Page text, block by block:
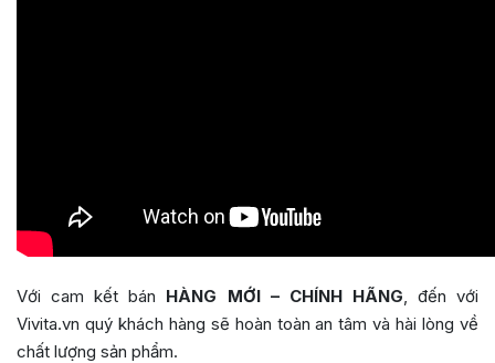
Với cam kết bán HÀNG MỚI – CHÍNH HÃNG, đến với
Vivita.vn quý khách hàng sẽ hoàn toàn an tâm và hài lòng về
chất lượng sản phẩm.